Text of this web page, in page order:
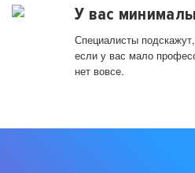
У вас
Специалисты
если у вас мало
нет вовсе.